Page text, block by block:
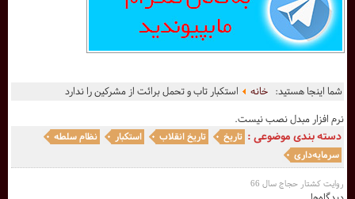
شما اینجا هستید:خانه
استکبار تاب و تحمل برائت از مشرکین را ندارد
نرم افزار مبدل نصب نیست.
دسته بندی موضوعی : تاریخ تاریخ انقلاب استکبار
نظام سلطه
سرمایه‌داری
روایت کشتار حجاج سال 66